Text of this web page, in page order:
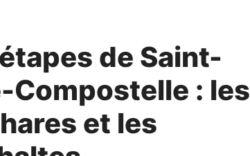
de Saint-
: les
et les